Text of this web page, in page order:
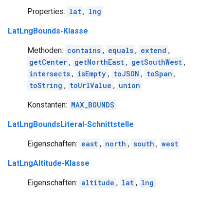
Properties: lat , lng
LatLngBounds-Klasse
Methoden: contains , equals , extend ,
getCenter , getNorthEast , getSouthWest ,
intersects , isEmpty , toJSON , toSpan ,
toString , toUrlValue , union
Konstanten: MAX_BOUNDS
LatLngBoundsLiteral-Schnittstelle
Eigenschaften: east , north , south , west
LatLngAltitude-Klasse
Eigenschaften: altitude , lat , lng